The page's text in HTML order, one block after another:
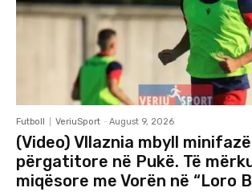
Futboll VeriuSport - August 9, 2026
(Video) Vllaznia mbyll
përgatitore në Pukë. Të
miqësore me Vorën në “Loro